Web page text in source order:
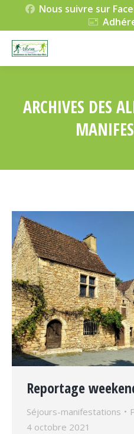
Nous suivre sur
ARCHIVES DES
Reportage
Séjours-manifestations
4 octobre 2021